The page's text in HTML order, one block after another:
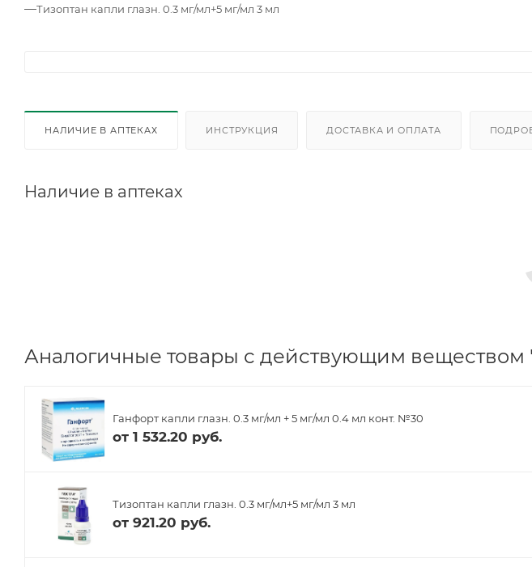
—Тизоптан капли глазн. 0.3 мг/мл+5 мг/мл 3 мл
НАЛИЧИЕ В АПТЕКАХ ИНСТРУКЦИЯ ДОСТАВКА И ОПЛАТА
Наличие в аптеках
Аналогичные товары с действующим веществом
Ганфорт капли глазн. 0.3 мг/мл + 5 мг/мл 0.4 мл конт. №30
от 1 532.20 руб.
Тизоптан капли глазн. 0.3 мг/мл+5 мг/мл 3 мл
от 921.20 руб.